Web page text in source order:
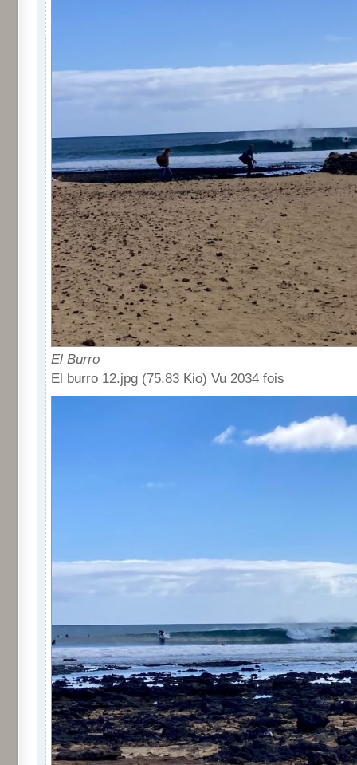
El Burro
El burro 12.jpg (75.83 Kio) Vu 2034 fois